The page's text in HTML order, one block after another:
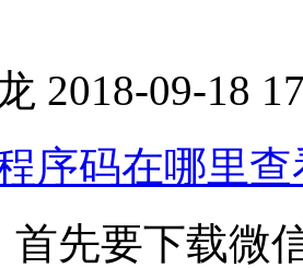
2018-09-18
序码在哪里
要下载微信